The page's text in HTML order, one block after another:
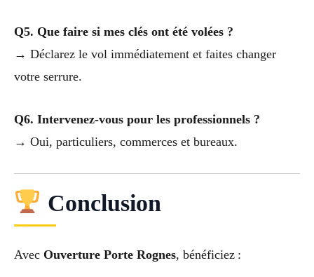
Q5. Que faire si mes clés ont été volées ?
→ Déclarez le vol immédiatement et faites changer
votre serrure.
Q6. Intervenez-vous pour les professionnels ?
→ Oui, particuliers, commerces et bureaux.
Conclusion
Avec Ouverture Porte Rognes, bénéficiez :